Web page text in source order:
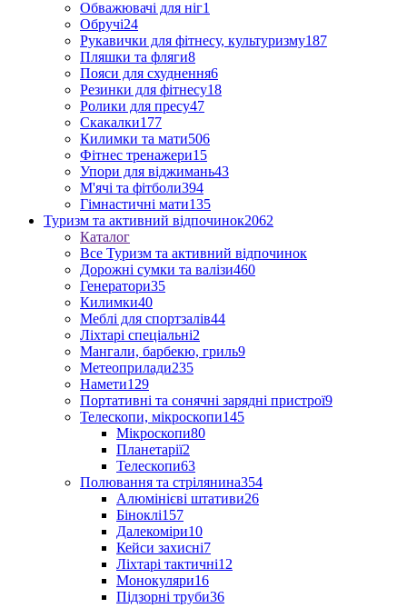
Обважювачі для ніг1
Обручі24
Рукавички для фітнесу, культуризму187
Пляшки та фляги8
Пояси для схуднення6
Резинки для фітнесу18
Ролики для пресу47
Скакалки177
Килимки та мати506
Фітнес тренажери15
Упори для віджимань43
М'ячі та фітболи394
Гімнастичні мати135
Туризм та активний відпочинок2062
Каталог
Все Туризм та активний відпочинок
Дорожні сумки та валізи460
Генератори35
Килимки40
Меблі для спортзалів44
Ліхтарі спеціальні2
Мангали, барбекю, гриль9
Метеоприлади235
Намети129
Портативні та сонячні зарядні пристрої9
Телескопи, мікроскопи145
Мікроскопи80
Планетарії2
Телескопи63
Полювання та стрілянина354
Алюмінієві штативи26
Біноклі157
Далекоміри10
Кейси захисні7
Ліхтарі тактичні12
Монокуляри16
Підзорні труби36